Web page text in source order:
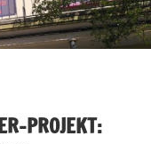
PROJEKT: